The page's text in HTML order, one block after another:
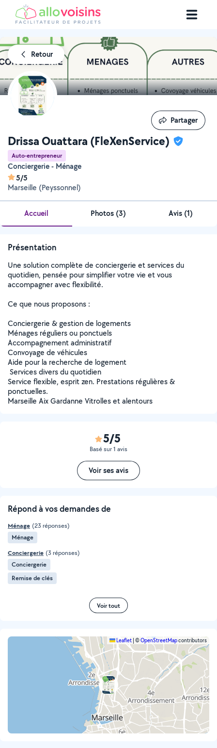
Retour
Drissa Ouattara (FleXenService)
Auto-entrepreneur
Conciergerie - Ménage
5/5
Marseille (Peyssonnel)
Partager
Partager
Accueil Photos (3) Avis (1)
Présentation
Une solution complète de conciergerie et services du
quotidien, pensée pour simplifier votre vie et vous
accompagner avec flexibilité.
Ce que nous proposons :
Conciergerie & gestion de logements
Ménages réguliers ou ponctuels
Accompagnement administratif
Convoyage de véhicules
Aide pour la recherche de logement
️ Services divers du quotidien
Service flexible, esprit zen. Prestations régulières &
ponctuelles.
Marseille Aix Gardanne Vitrolles et alentours
5/5
Basé sur 1 avis
Voir ses avis
Répond à vos demandes de
Ménage (23 réponses)
Ménage
Conciergerie (3 réponses)
Conciergerie
Remise de clés
Voir tout
Leaflet ©OpenStreetMapcontributors